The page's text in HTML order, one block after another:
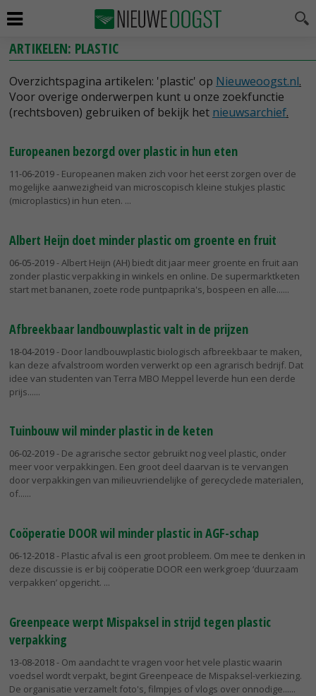
ARTIKELEN: PLASTIC
Overzichtspagina artikelen: 'plastic' op Nieuweoogst.nl.
Voor overige onderwerpen kunt u onze zoekfunctie
(rechtsboven) gebruiken of bekijk het nieuwsarchief.
Europeanen bezorgd over plastic in hun eten
11-06-2019- Europeanen maken zich voor het eerst zorgen over de
mogelijke aanwezigheid van microscopisch kleine stukjes plastic
(microplastics) in hun eten.
Albert Heijn doet minder plastic om groente en fruit
06-05-2019- Albert Heijn (AH) biedt dit jaar meer groente en fruit aan
zonder plastic verpakking in winkels en online. De supermarktketen
start met bananen, zoete rode puntpaprika's, bospeen en alle...
Afbreekbaar landbouwplastic valt in de prijzen
18-04-2019- Door landbouwplastic biologisch afbreekbaar te maken,
kan deze afvalstroom worden verwerkt op een agrarisch bedrijf. Dat
idee van studenten van Terra MBO Meppel leverde hun een derde
prijs...
Tuinbouw wil minder plastic in de keten
06-02-2019- De agrarische sector gebruikt nog veel plastic, onder
meer voor verpakkingen. Een groot deel daarvan is te vervangen
door verpakkingen van milieuvriendelijke of gerecyclede materialen,
of...
Coöperatie DOOR wil minder plastic in AGF-schap
06-12-2018- Plastic afval is een groot probleem. Om mee te denken in
deze discussie is er bij coöperatie DOOR een werkgroep ‘duurzaam
verpakken’ opgericht.
Greenpeace werpt Mispaksel in strijd tegen plastic
verpakking
13-08-2018- Om aandacht te vragen voor het vele plastic waarin
voedsel wordt verpakt, begint Greenpeace de Mispaksel-verkiezing.
De organisatie verzamelt foto's, filmpjes of vlogs over onnodige...